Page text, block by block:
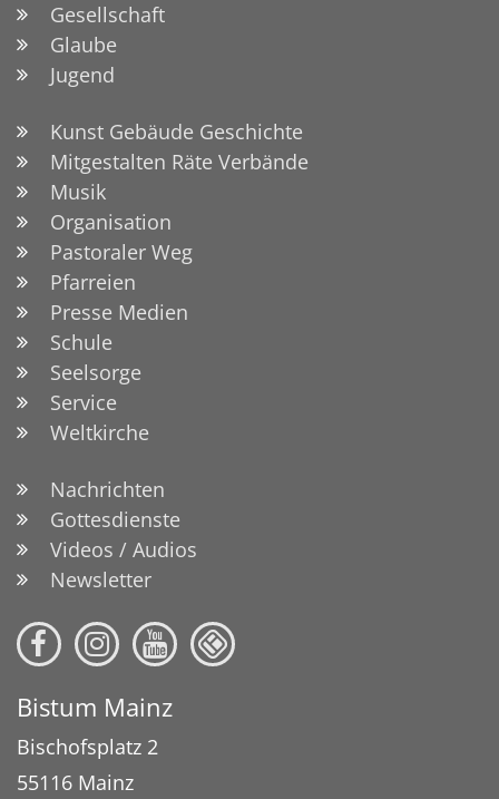
Gesellschaft
Glaube
Jugend
Kunst Gebäude Geschichte
Mitgestalten Räte Verbände
Musik
Organisation
Pastoraler Weg
Pfarreien
Presse Medien
Schule
Seelsorge
Service
Weltkirche
Nachrichten
Gottesdienste
Videos / Audios
Newsletter
Bistum Mainz
Bischofsplatz 2
55116 Mainz